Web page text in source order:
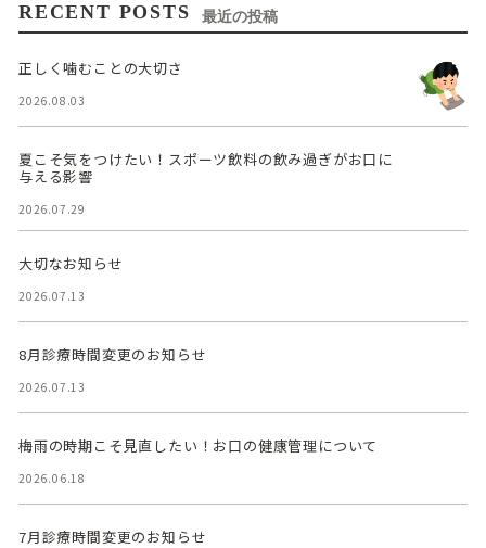
RECENT POSTS 最近の投稿
正しく噛むことの大切さ
2026.08.03
夏こそ気をつけたい！スポーツ飲料の飲み過ぎがお口に
与える影響
2026.07.29
大切なお知らせ
2026.07.13
8月診療時間変更のお知らせ
2026.07.13
梅雨の時期こそ見直したい！お口の健康管理について
2026.06.18
7月診療時間変更のお知らせ